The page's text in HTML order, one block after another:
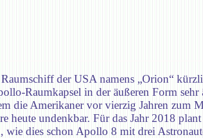
der USA namens „Orion“
Raumkapsel in der äußeren Form
die Amerikaner vor vierzig Jahren zum
heute undenkbar. Für das Jahr 2018
dies schon Apollo 8 mit drei